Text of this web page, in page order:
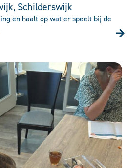
Schilderswijk
en haalt op wat er speelt bij de